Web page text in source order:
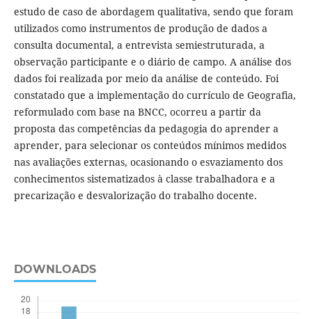
estudo de caso de abordagem qualitativa, sendo que foram
utilizados como instrumentos de produção de dados a
consulta documental, a entrevista semiestruturada, a
observação participante e o diário de campo. A análise dos
dados foi realizada por meio da análise de conteúdo. Foi
constatado que a implementação do currículo de Geografia,
reformulado com base na BNCC, ocorreu a partir da
proposta das competências da pedagogia do aprender a
aprender, para selecionar os conteúdos mínimos medidos
nas avaliações externas, ocasionando o esvaziamento dos
conhecimentos sistematizados à classe trabalhadora e a
precarização e desvalorização do trabalho docente.
DOWNLOADS